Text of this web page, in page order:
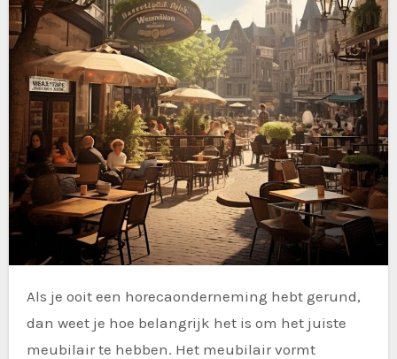
Als je ooit een horecaonderneming hebt gerund,
dan weet je hoe belangrijk het is om het juiste
meubilair te hebben. Het meubilair vormt